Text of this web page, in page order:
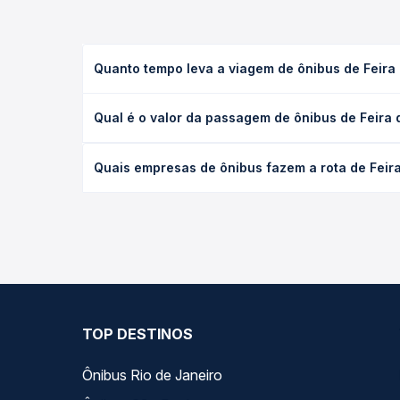
Quanto tempo leva a viagem de ônibus de
(convencional, executivo ou leito) e as condições
Qual é o valor da passagem de ônibus de Feira
tipo de poltrona e a antecedência da compra. Na
Quais empresas de ônibus fazem a rota de
TOP DESTINOS
Ônibus Rio de Janeiro